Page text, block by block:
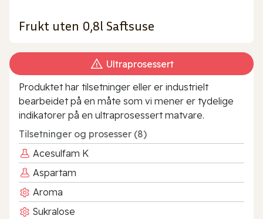
Frukt uten 0,8l Saftsuse
Ultraprosessert
Produktet har tilsetninger eller er industrielt
bearbeidet på en måte som vi mener er tydelige
indikatorer på en ultraprosessert matvare.
Tilsetninger og prosesser (8)
Acesulfam K
Aspartam
Aroma
Sukralose